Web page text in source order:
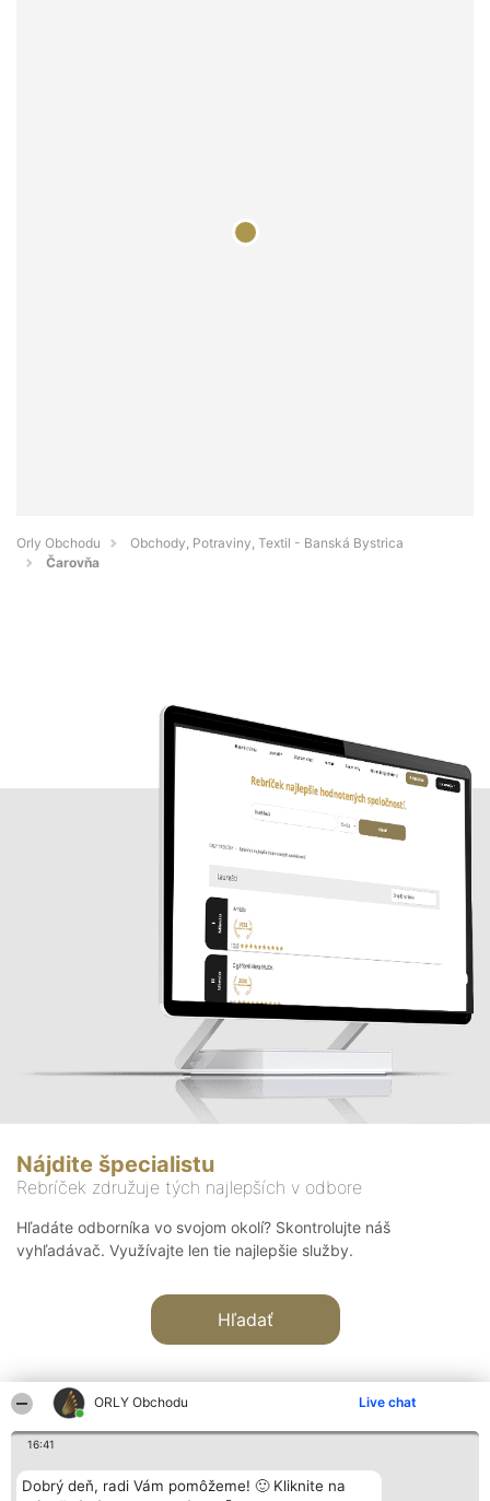
ORLY Obchodu Live chat
16:41
Dobrý deň, radi Vám pomôžeme! 🙂 Kliknite na
Orly Obchodu
Obchody, Potraviny, Textil - Banská Bystrica
Čarovňa
Nájdite špecialistu
Rebríček združuje tých najlepších v odbore
Hľadáte odborníka vo svojom okolí? Skontrolujte náš
vyhľadávač. Využívajte len tie najlepšie služby.
Hľadať
Organizátor hodnotenia
Bright Side Solutions sp. z o.
Hodnotenie
Laureáti
Kontakt
Kontakt